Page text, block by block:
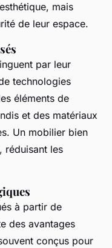
mais
de leur espace.
par leur
technologies
éléments de
et des matériaux
Un mobilier bien
réduisant les
à partir de
des avantages
conçus pour